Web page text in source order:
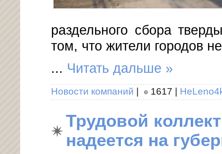
раздельного сбора
том, что жители городов
... Читать дальше »
Новости компаний | 1617 |
Трудовой
надеется на